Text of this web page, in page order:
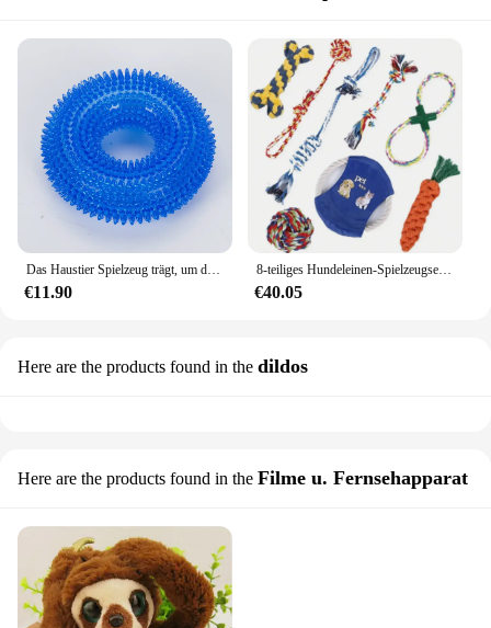
€11.90
8-teiliges Hundeleinen-Spielzeugset, geeignet für intensives Kauen, zähes Hunde kau spielzeug für mittlere und große Hunderassen, interaktive Baumwolle
€40.05
Here are the products found in the dildos
Here are the products found in the Filme u. Fernsehapparat